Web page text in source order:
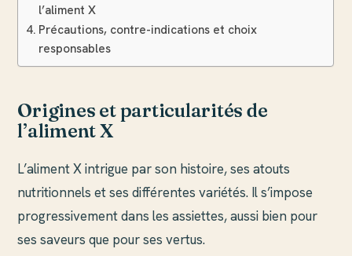
l’aliment X
Précautions, contre-indications et choix
responsables
Origines et particularités de
l’aliment X
L’aliment X intrigue par son histoire, ses atouts
nutritionnels et ses différentes variétés. Il s’impose
progressivement dans les assiettes, aussi bien pour
ses saveurs que pour ses vertus.